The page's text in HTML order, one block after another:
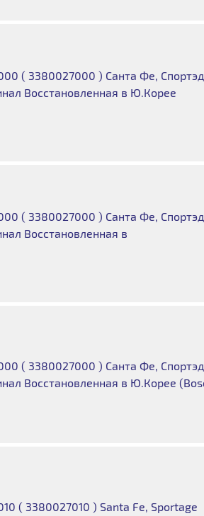
( 3380027000 ) Санта Фе,
Восстановленная в Ю.Корее
( 3380027000 ) Санта Фе,
Восстановленная в
( 3380027000 ) Санта Фе,
Восстановленная в Ю.Корее
( 3380027010 ) Santa Fe, Sportage